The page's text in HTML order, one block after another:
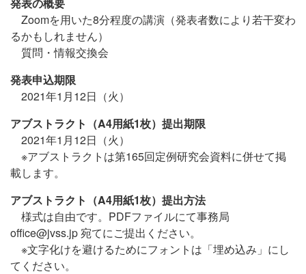
Zoomを用いた8分程度の講演（発表者数により若干変わ
るかもしれません）
質問・情報交換会
発表申込期限
2021年1月12日（火）
アブストラクト（A4用紙1枚）提出期限
2021年1月12日（火）
※アブストラクトは第165回定例研究会資料に併せて掲
載します。
アブストラクト（A4用紙1枚）提出方法
様式は自由です。PDFファイルにて事務局
office@jvss.jp 宛てにご提出ください。
※文字化けを避けるためにフォントは「埋め込み」にし
てください。